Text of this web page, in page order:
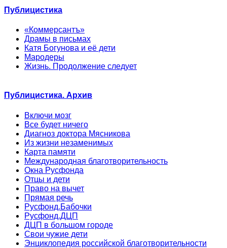
Публицистика
«Коммерсантъ»
Драмы в письмах
Катя Богунова и её дети
Мародеры
Жизнь. Продолжение следует
Публицистика. Архив
Включи мозг
Все будет ничего
Диагноз доктора Мясникова
Из жизни незаменимых
Карта памяти
Международная благотворительность
Окна Русфонда
Отцы и дети
Право на вычет
Прямая речь
Русфонд.Бабочки
Русфонд.ДЦП
ДЦП в большом городе
Свои чужие дети
Энциклопедия российской благотворительности